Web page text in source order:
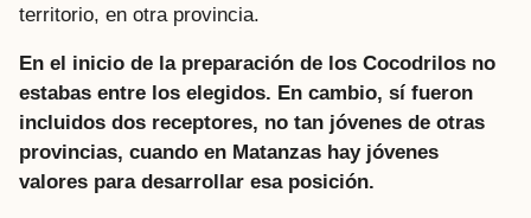
territorio, en otra provincia.
En el inicio de la preparación de los Cocodrilos no
estabas entre los elegidos. En cambio, sí fueron
incluidos dos receptores, no tan jóvenes de otras
provincias, cuando en Matanzas hay jóvenes
valores para desarrollar esa posición.